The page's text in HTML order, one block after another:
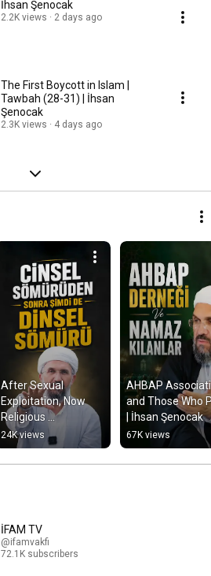
İhsan Şenocak
2.2K views 2 days ago
The First Boycott in Islam |
Tawbah (28-31) | İhsan
Şenocak
2.3K views 4 days ago
After Sexual
Exploitation, Now
Religious
Exploitation | İhsan
Şenocak
24K views
AHBAP
and Those Who
| İhsan Şenocak
67K views
İFAM TV
@ifamvakfi
72.1K subscribers